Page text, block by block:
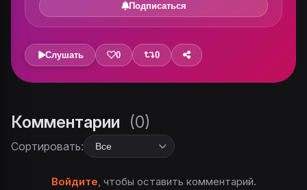
Подписаться
Слушать 0 0
Комментарии (0)
Сортировать:
Войдите, чтобы оставить комментарий.